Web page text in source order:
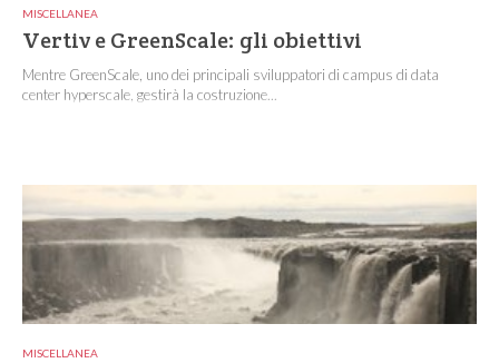
MISCELLANEA
Vertiv e GreenScale: gli obiettivi
Mentre GreenScale, uno dei principali sviluppatori di campus di data
center hyperscale, gestirà la costruzione...
MISCELLANEA